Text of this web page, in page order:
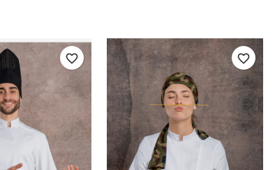
favorite_border favorite_border